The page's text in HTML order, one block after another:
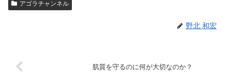
アゴラチャンネル
野北 和宏
肌質を守るのに何が大切なのか？